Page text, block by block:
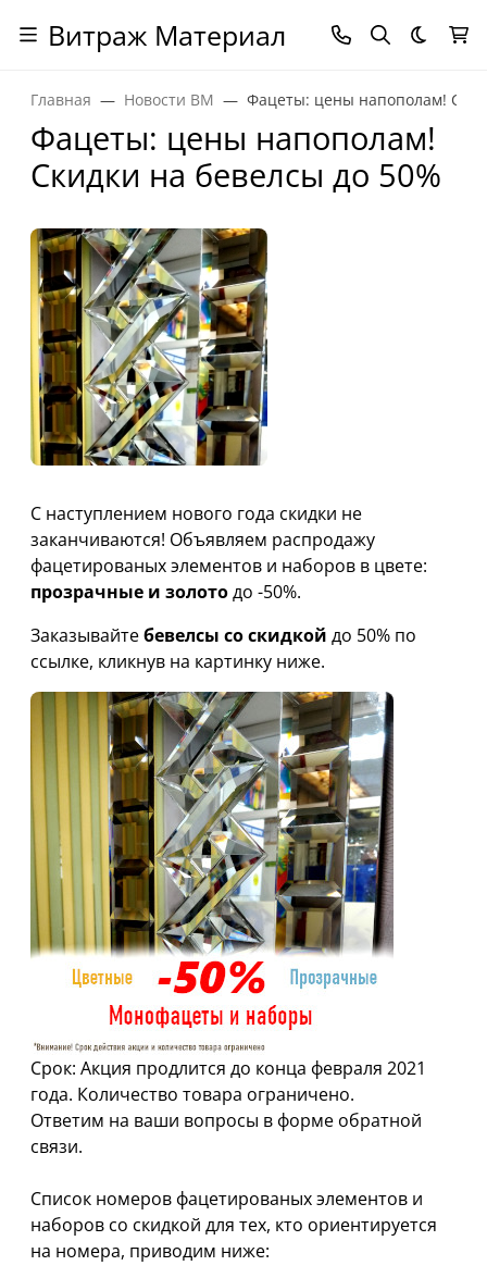
Витраж Материал Темная
Главная Новости ВМ Фацеты: цены напополам!
Фацеты: цены напополам!
Скидки на бевелсы до 50%
С наступлением нового года скидки не
заканчиваются! Объявляем распродажу
фацетированых элементов и наборов в цвете:
прозрачные и золотодо -50%.
Заказывайтебевелсы со скидкой до 50% по
ссылке, кликнув на картинку ниже.
Срок: Акция продлится до конца февраля 2021
года. Количество товара ограничено.
Ответим на ваши вопросы в форме обратной
связи.
Список номеров фацетированых элементов и
наборов со скидкой для тех, кто ориентируется
на номера, приводим ниже: